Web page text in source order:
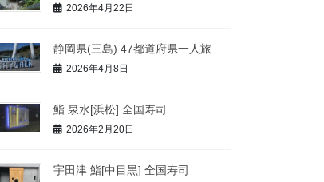
2026年4月22日
静岡県(三島) 47都道府県一人旅
2026年4月8日
鮨 泉水[浜松] 全国寿司
2026年2月20日
宇田津 鮨[中目黒] 全国寿司